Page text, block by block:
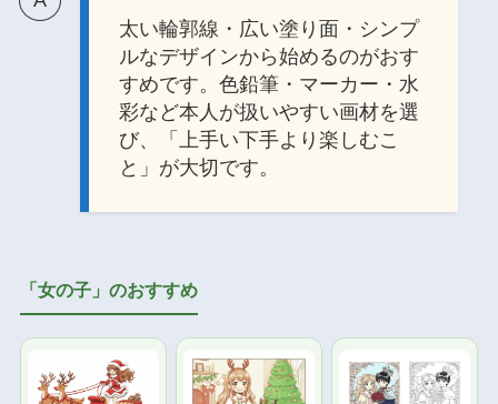
太い輪郭線・広い塗り面・シンプ
ルなデザインから始めるのがおす
すめです。色鉛筆・マーカー・水
彩など本人が扱いやすい画材を選
び、「上手い下手より楽しむこ
と」が大切です。
「女の子」のおすすめ